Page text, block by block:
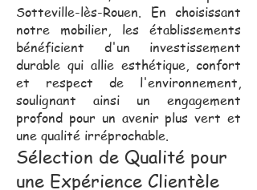
Sotteville-lès-Rouen. En choisissant
notre mobilier, les établissements
bénéficient d'un investissement
durable qui allie esthétique, confort
et respect de l'environnement,
soulignant ainsi un engagement
profond pour un avenir plus vert et
une qualité irréprochable.
Sélection de Qualité pour
une Expérience Clientèle